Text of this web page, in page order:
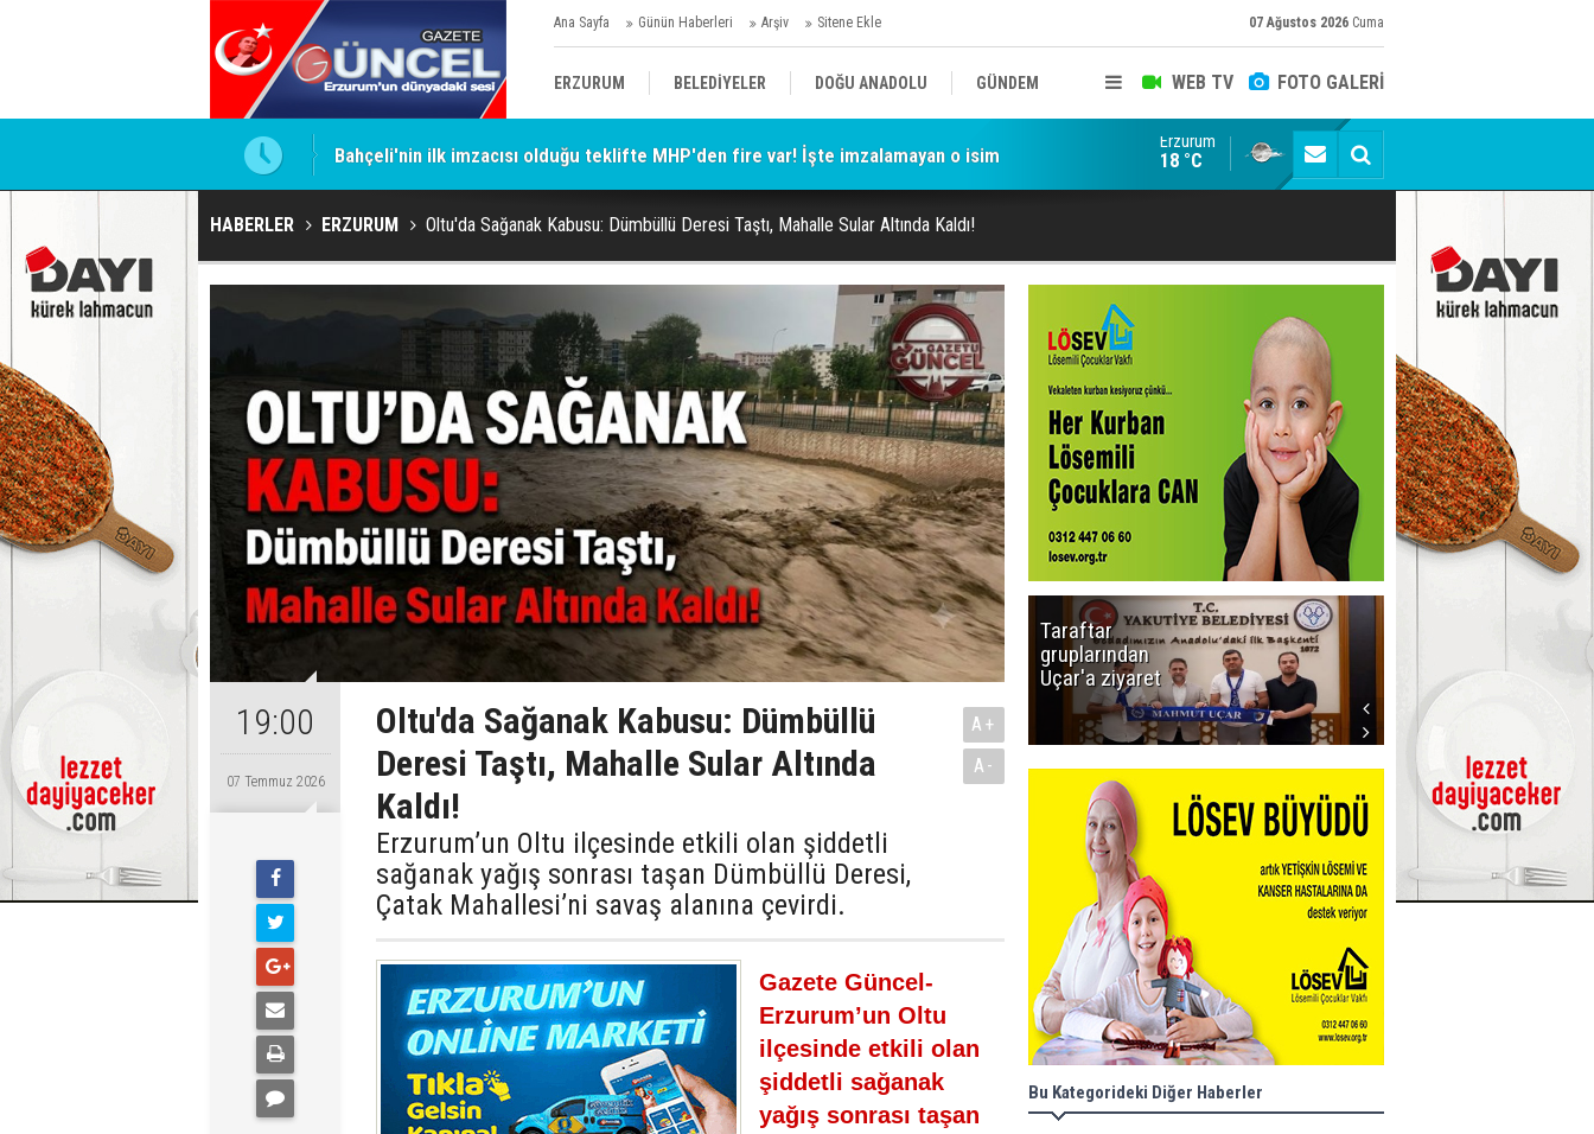
Ana Sayfa Günün Haberleri Arşiv Sitene Ekle 07 Ağustos 2026 Cuma
WEB TV FOTO GALERİ
ERZURUM BELEDİYELER DOĞU ANADOLU GÜNDEM
SİYASET AFAD/ SAVAŞ SPOR
KÜLTÜR/SANAT//MAĞAZİN BODRUM
Bahçeli'nin ilk imzacısı olduğu teklifte MHP'den fire var! İşte imzalamayan o isim Siyaset-Sermaye Çizgisinde Haklılığın Resmi:
Erzurum
18 °C
HABERLER ERZURUM Oltu'da Sağanak Kabusu: Dümbüllü Deresi Taştı, Mahalle Sular Altında Kaldı!
19:00
07 Temmuz 2026
Oltu'da Sağanak Kabusu: Dümbüllü
Deresi Taştı, Mahalle Sular Altında
Kaldı!
Erzurum’un Oltu ilçesinde etkili olan şiddetli
sağanak yağış sonrası taşan Dümbüllü Deresi,
Çatak Mahallesi’ni savaş alanına çevirdi.
A+
A-
Gazete Güncel-
Erzurum’un Oltu
ilçesinde etkili olan
şiddetli sağanak
yağış sonrası taşan
Taraftar
gruplarından
Uçar'a ziyaret
başlıyor! İlk
düdük Bolu'da
çalacak
Bu Kategorideki Diğer Haberler